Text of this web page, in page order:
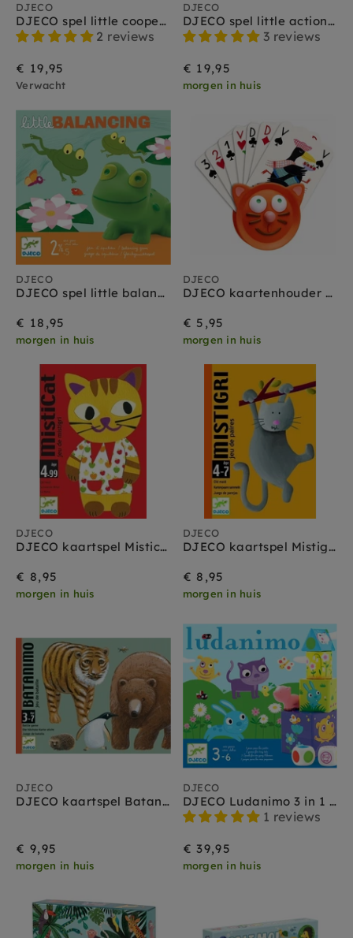
DJECO
DJECO spel little cooperation 2.5-5 jr+
2 reviews
€ 19,95
Verwacht
DJECO
DJECO spel little action 2.5-5 jr+
3 reviews
€ 19,95
morgen in huis
DJECO
DJECO spel little balancing 2.5-5 jr+
€ 18,95
morgen in huis
DJECO
DJECO kaartenhouder poes
€ 5,95
morgen in huis
DJECO
DJECO kaartspel Misticat 3 jr +
€ 8,95
morgen in huis
DJECO
DJECO kaartspel Mistigri 3 jr +
€ 8,95
morgen in huis
DJECO
DJECO kaartspel Batanimo 3jr+
€ 9,95
morgen in huis
DJECO
DJECO Ludanimo 3 in 1 / 3 jr+
1 reviews
€ 39,95
morgen in huis